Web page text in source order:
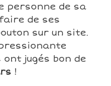
personne de sa
de ses
sur un site.
jugés bon de
!